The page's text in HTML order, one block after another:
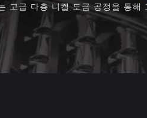
고급 다층 니켈 도금 공정을 통